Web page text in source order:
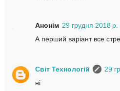
Анонім 29 грудня 2018
А перший варіант все
Світ Технологій
29
ні